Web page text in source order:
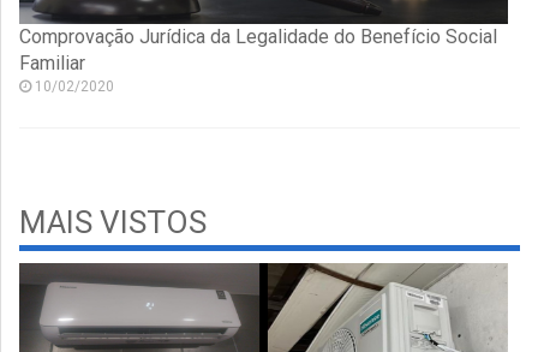
Comprovação Jurídica da Legalidade do Benefício Social
Familiar
10/02/2020
MAIS VISTOS